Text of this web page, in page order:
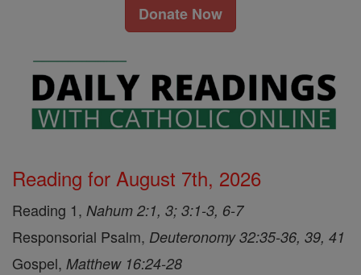
Donate Now
Reading for August 7th, 2026
Reading 1, Nahum 2:1, 3; 3:1-3, 6-7
Responsorial Psalm, Deuteronomy 32:35-36, 39, 41
Gospel, Matthew 16:24-28